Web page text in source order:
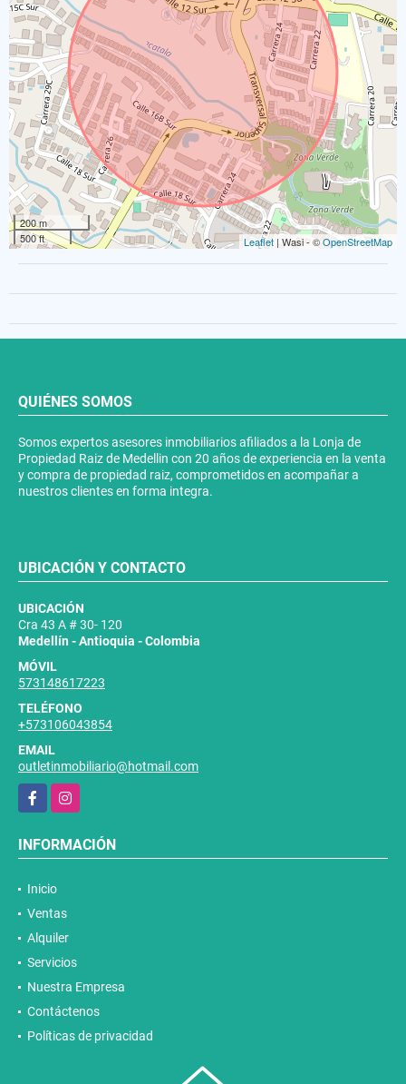
200 m
500 ft
Leaflet | Wasi - ©OpenStreetMap
QUIÉNES SOMOS
Somos expertos asesores inmobiliarios afiliados a la Lonja de
Propiedad Raiz de Medellin con 20 años de experiencia en la venta
y compra de propiedad raiz, comprometidos en acompañar a
nuestros clientes en forma integra.
UBICACIÓN Y CONTACTO
UBICACIÓN
Cra 43 A # 30- 120
Medellín - Antioquia - Colombia
MÓVIL
573148617223
TELÉFONO
+573106043854
EMAIL
outletinmobiliario@hotmail.com
FacebookInstagram
INFORMACIÓN
Inicio
Ventas
Alquiler
Servicios
Nuestra Empresa
Contáctenos
Políticas de privacidad